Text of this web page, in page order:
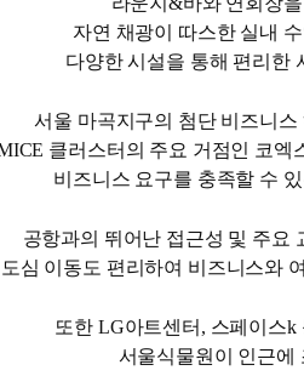
자연 채광이 따스한 실내
다양한 시설을 통해 편리한
서울 마곡지구의 첨단 비즈니스
클러스터의 주요 거점인 코엑
비즈니스 요구를 충족할 수
공항과의 뛰어난 접근성 및 주요
도심 이동도 편리하여 비즈니스와
또한 LG아트센터, 스페이스
서울식물원이 인근에